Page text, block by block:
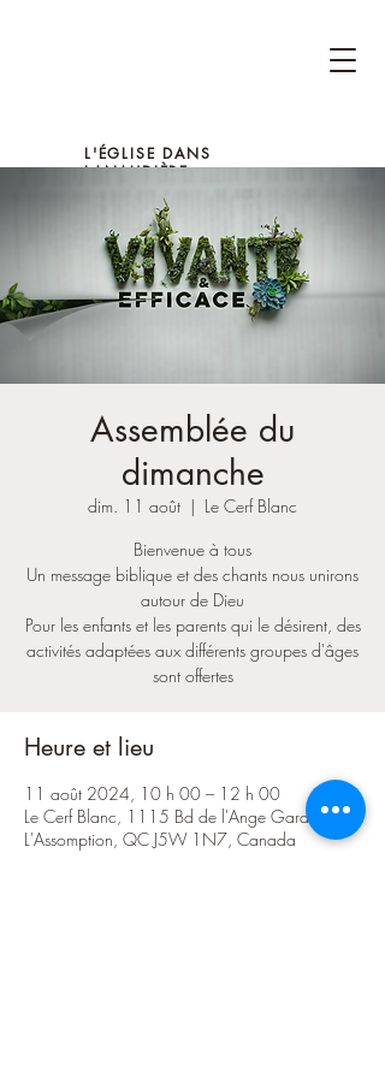
L'ÉGLISE DANS
LANAUDIÈRE
Assemblée du
dimanche
dim. 11 août
  |
Le Cerf Blanc
Bienvenue à tous
Un message biblique et des chants nous unirons
autour de Dieu
Pour les enfants et les parents qui le désirent, des
activités adaptées aux différents groupes d'âges
sont offertes
Heure et lieu
11 août 2024, 10 h 00 – 12 h 00
Le Cerf Blanc, 1115 Bd de l'Ange Gardien N,
L'Assomption, QC J5W 1N7, Canada